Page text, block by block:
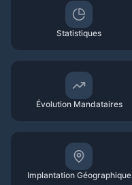
Statistiques
Évolution Mandataires
Implantation Géographique